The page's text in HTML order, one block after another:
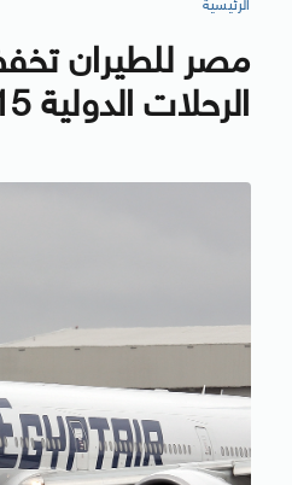
الرئيسية
مصر للطيران
الرحلات الدولية 15 % الأربعاء